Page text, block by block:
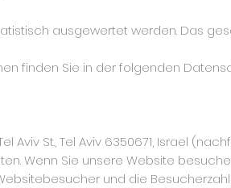
ausgewertet werden. Das
finden Sie in der folgenden
St., Tel Aviv 6350671, Israel
Wenn Sie unsere Website
und die